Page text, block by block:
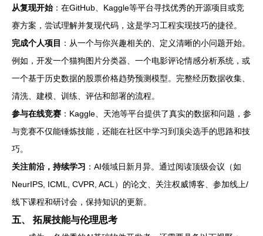
从复现开始：在GitHub、Kaggle等平台寻找优秀的开源项目或竞
赛方案，尝试理解并复现代码，这是学习工程实现技巧的捷径。
完成个人项目 ：从一个与你兴趣相关的、定义清晰的小问题开始。
例如，开发一个猫狗图片分类器、一个电影评论情感分析系统，或
一个基于历史数据的股票价格趋势预测模型。完整经历数据收集、
清洗、建模、训练、评估和部署的流程。
参与在线竞赛 ：Kaggle、天池等平台提供了真实的数据和问题，参
与竞赛不仅能锤炼技能，还能在社区中学习到顶尖选手的思路和技
巧。
关注前沿，持续学习 ：AI领域日新月异。通过阅读顶级会议（如
NeurIPS, ICML, CVPR, ACL）的论文、关注权威博客、参加线上/
线下课程和研讨会，保持知识的更新。
五、 拓展技能与伦理思考